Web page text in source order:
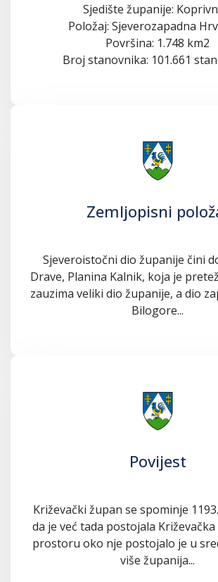
Sjedište županije:
Položaj: Sjeverozapadna
Površina: 1.748 km2
Broj stanovnika: 101.661
Zemljopisni
Sjeveroistočni dio županije čini
Drave, Planina Kalnik, koja je
zauzima veliki dio županije, a dio
Bilogore...
Povijest
Križevački župan se spominje
da je već tada postojala
prostoru oko nje postojalo je u
više županija...